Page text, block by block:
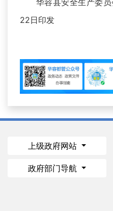
华容县安全生产
22日印发
上级政府网站
政府部门导航